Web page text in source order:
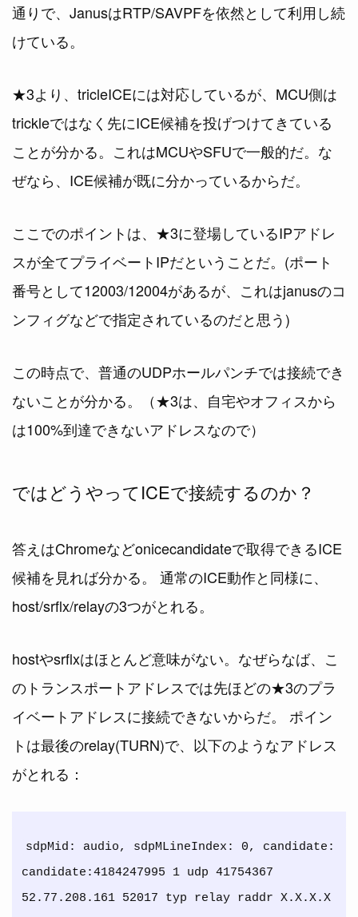
通りで、JanusはRTP/SAVPFを依然として利用し続
けている。
★3より、tricleICEには対応しているが、MCU側は
trickleではなく先にICE候補を投げつけてきている
ことが分かる。これはMCUやSFUで一般的だ。な
ぜなら、ICE候補が既に分かっているからだ。
ここでのポイントは、★3に登場しているIPアドレ
スが全てプライベートIPだということだ。(ポート
番号として12003/12004があるが、これはjanusのコ
ンフィグなどで指定されているのだと思う)
この時点で、普通のUDPホールパンチでは接続でき
ないことが分かる。（★3は、自宅やオフィスから
は100%到達できないアドレスなので）
ではどうやってICEで接続するのか？
答えはChromeなどonicecandidateで取得できるICE
候補を見れば分かる。 通常のICE動作と同様に、
host/srflx/relayの3つがとれる。
hostやsrflxはほとんど意味がない。なぜらなば、こ
のトランスポートアドレスでは先ほどの★3のプラ
イベートアドレスに接続できないからだ。 ポイン
トは最後のrelay(TURN)で、以下のようなアドレス
がとれる：
sdpMid: audio, sdpMLineIndex: 0, candidate:
candidate:4184247995 1 udp 41754367
52.77.208.161 52017 typ relay raddr X.X.X.X